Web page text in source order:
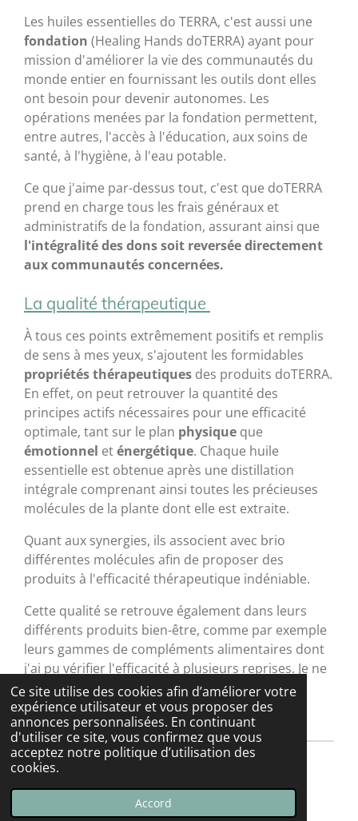
Ce site utilise des cookies afin d’améliorer votre
expérience utilisateur et vous proposer des
annonces personnalisées. En continuant
d'utiliser ce site, vous confirmez que vous
acceptez notre politique d’utilisation des
cookies.
Accord
Les huiles essentielles do TERRA, c'est aussi une
fondation (Healing Hands doTERRA) ayant pour
mission d'améliorer la vie des communautés du
monde entier en fournissant les outils dont elles
ont besoin pour devenir autonomes. Les
opérations menées par la fondation permettent,
entre autres, l'accès à l'éducation, aux soins de
santé, à l'hygiène, à l'eau potable.
Ce que j'aime par-dessus tout, c'est que doTERRA
prend en charge tous les frais généraux et
administratifs de la fondation, assurant ainsi que
l'intégralité des dons soit reversée directement
aux communautés concernées.
La qualité thérapeutique
À tous ces points extrêmement positifs et remplis
de sens à mes yeux, s'ajoutent les formidables
propriétés thérapeutiques des produits doTERRA.
En effet, on peut retrouver la quantité des
principes actifs nécessaires pour une efficacité
optimale, tant sur le plan physique que
émotionnel eténergétique. Chaque huile
essentielle est obtenue après une distillation
intégrale comprenant ainsi toutes les précieuses
molécules de la plante dont elle est extraite.
Quant aux synergies, ils associent avec brio
différentes molécules afin de proposer des
produits à l'efficacité thérapeutique indéniable.
Cette qualité se retrouve également dans leurs
différents produits bien-être, comme par exemple
leurs gammes de compléments alimentaires dont
j'ai pu vérifier l'efficacité à plusieurs reprises. Je ne
peux que vous conseiller de les essayer et
d'expérimenter à votre tour!
© 2022 - 2026 Laetitia Mudita Yoga